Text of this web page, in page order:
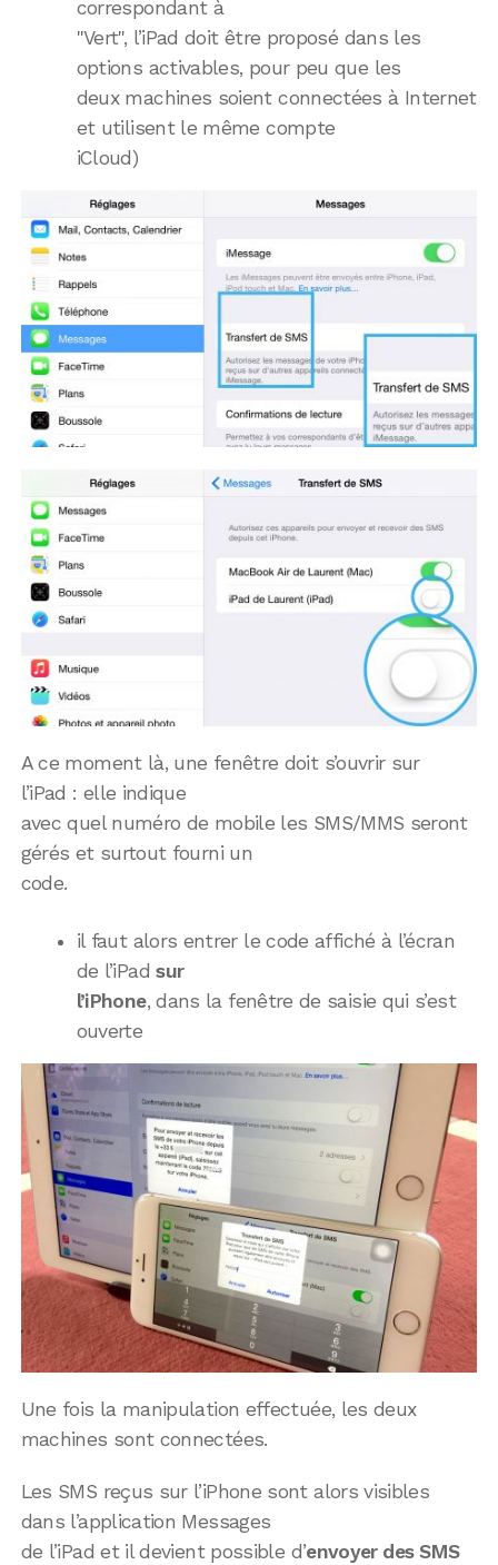
correspondant à
"Vert", l’iPad doit être proposé dans les
options activables, pour peu que les
deux machines soient connectées à Internet
et utilisent le même compte
iCloud)
A ce moment là, une fenêtre doit s’ouvrir sur
l’iPad : elle indique
avec quel numéro de mobile les SMS/MMS seront
gérés et surtout fourni un
code.
il faut alors entrer le code affiché à l’écran
de l’iPadsur
l’iPhone, dans la fenêtre de saisie qui s’est
ouverte
Une fois la manipulation effectuée, les deux
machines sont connectées.
Les SMS reçus sur l’iPhone sont alors visibles
dans l’application Messages
de l’iPad et il devient possible d’envoyer des SMS